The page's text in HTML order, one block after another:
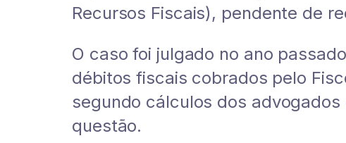
Recursos Fiscais), pendente de
O caso foi julgado no ano
débitos fiscais cobrados pelo
segundo cálculos dos
questão.